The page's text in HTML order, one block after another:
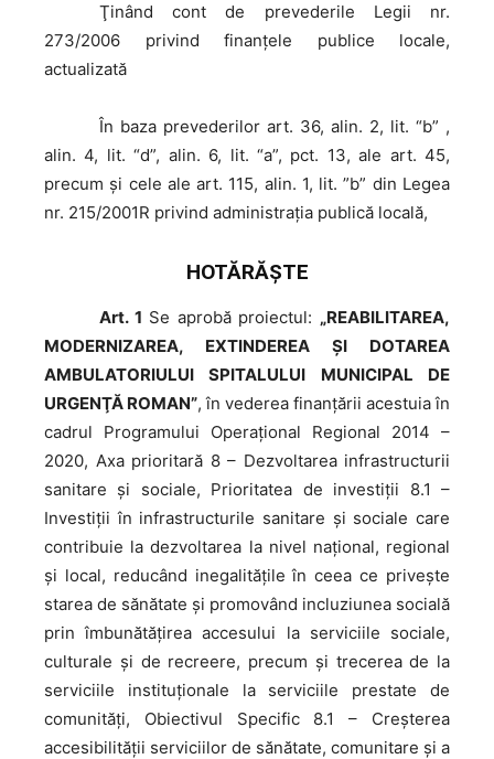
Ţinând cont de prevederile Legii nr.
273/2006 privind finanţele publice locale,
actualizată
În baza prevederilor art. 36, alin. 2, lit. “b” ,
alin. 4, lit. “d”, alin. 6, lit. “a”, pct. 13, ale art. 45,
precum şi cele ale art. 115, alin. 1, lit. ”b” din Legea
nr. 215/2001R privind administraţia publică locală,
HOTĂRĂŞTE
Art. 1 Se aprobă proiectul: „REABILITAREA,
MODERNIZAREA, EXTINDEREA ŞI DOTAREA
AMBULATORIULUI SPITALULUI MUNICIPAL DE
URGENŢĂ ROMAN”, în vederea finanţării acestuia în
cadrul Programului Operaţional Regional 2014 –
2020, Axa prioritară 8 – Dezvoltarea infrastructurii
sanitare şi sociale, Prioritatea de investiții 8.1 –
Investiţii în infrastructurile sanitare şi sociale care
contribuie la dezvoltarea la nivel naţional, regional
şi local, reducând inegalităţile în ceea ce priveşte
starea de sănătate şi promovând incluziunea socială
prin îmbunătăţirea accesului la serviciile sociale,
culturale și de recreere, precum și trecerea de la
serviciile instituționale la serviciile prestate de
comunități, Obiectivul Specific 8.1 – Creșterea
accesibilității serviciilor de sănătate, comunitare și a